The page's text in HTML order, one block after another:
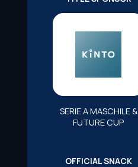
SERIE A MASCHILE &
FUTURE CUP
OFFICIAL SNACK